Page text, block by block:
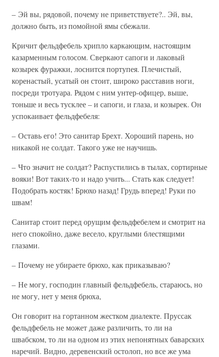
– Эй вы, рядовой, почему не приветствуете?.. Эй, вы,
должно быть, из помойной ямы сбежали.
Кричит фельдфебель хрипло каркающим, настоящим
казарменным голосом. Сверкают сапоги и лаковый
козырек фуражки, лоснится портупея. Плечистый,
коренастый, усатый он стоит, широко расставив ноги,
посреди тротуара. Рядом с ним унтер-офицер, выше,
тоньше и весь тусклее – и сапоги, и глаза, и козырек. Он
успокаивает фельдфебеля:
– Оставь его! Это санитар Брехт. Хороший парень, но
никакой не солдат. Такого уже не научишь.
– Что значит не солдат? Распустились в тылах, сортирные
вояки! Вот таких-то и надо учить... Стать как следует!
Подобрать костяк! Брюхо назад! Грудь вперед! Руки по
швам!
Санитар стоит перед орущим фельдфебелем и смотрит на
него спокойно, даже весело, круглыми блестящими
глазами.
– Почему не убираете брюхо, как приказываю?
– Не могу, господин главный фельдфебель, стараюсь, но
не могу, нет у меня брюха,
Он говорит на гортанном жестком диалекте. Пруссак
фельдфебель не может даже различить, то ли на
швабском, то ли на одном из этих непонятных баварских
наречий. Видно, деревенский остолоп, но все же ума